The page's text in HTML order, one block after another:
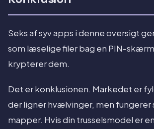
Seks af syv apps i denne oversigt
som læselige filer bag en PIN-
krypterer dem.
Det er konklusionen. Markedet er
der ligner hvælvinger, men fungerer
mapper. Hvis din trusselsmodel er